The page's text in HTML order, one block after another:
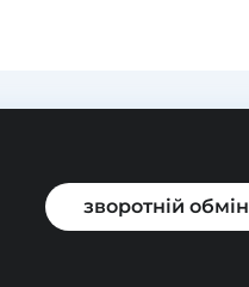
зворотній обмін